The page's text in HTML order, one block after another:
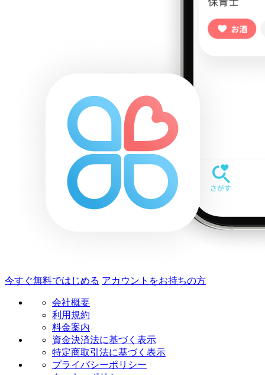
今すぐ無料ではじめる アカウントをお持ちの方
会社概要
利用規約
料金案内
資金決済法に基づく表示
特定商取引法に基づく表示
プライバシーポリシー